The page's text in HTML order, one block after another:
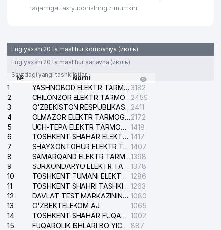
raqamiga fax yuborishingiz mumkin.
Eng yaxshi 20 ta mashhur kompaniya (июль)
Eng yaxshi 20 ta mashhur sarlavha (июль)
Saytdagi yangi tashkilotlar
№
Nomi
1
YASHNOBOD ELEKTR TARMOG'I NOSOZLIKLARI XIZMATI 3182
2
CHILONZOR ELEKTR TARMOG'I NOSOZLIK XIZMATI2459
3
O'ZBEKISTON RESPUBLIKASI BOSH PROKURATURASI ISHONCH TELEFONI2411
4
OLMAZOR ELEKTR TARMOG'I NOSOZLIKLARI XIZMATI2172
5
UCH-TEPA ELEKTR TARMOG'I NOSOZLIKLARI XIZMATI 1418
6
TOSHKENT SHAHAR ELEKTR TARMOQLARI KORXONASI AJ 1417
7
SHAYXONTOHUR ELEKTR TARMOG'I NOSOZLIKLARINI TUZATISH XIZMATI 1407
8
SAMARQAND ELEKTR TARMOQLARI AJ1398
9
SURXONDARYO ELEKTR TARMOQLARI AJ 1378
10
TOSHKENT TUMANI ELEKTR TARMOG'I AVARIYA XIZMATI 1286
11
TOSHKENT SHAHRI TASHKILOT TELEFONLARI HAQIDA MA'LUMOT BYUROSI 1263
12
DAVLAT TEST MARKAZINING ISHONCH TELEFONLARI 1080
13
O'ZBEKTELEKOM AJ
1065
14
TOSHKENT SHAHAR FUQAROLIK ISHLARI BO'YICHA SUDI 1002
15
FUQAROLIK ISHLARI BO'YICHA YAKKASAROY TUMANLARARO SUDI 887